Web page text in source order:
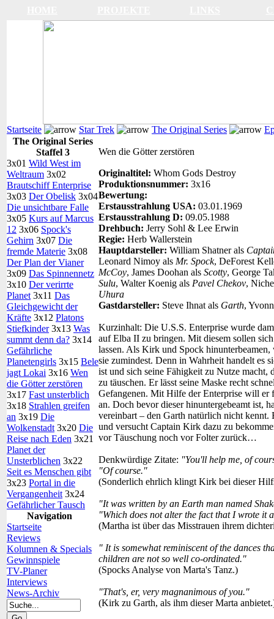
Startseite Star Trek The Original Series
The Original Series
Staffel 3
3x01 Wild West im
Weltraum 3x02
Brautschiff Enterprise
3x03 Der Obelisk 3x04
Die unsichtbare Falle
3x05 Kurs auf Marcus
12 3x06 Spock's
Gehirn 3x07 Die
fremde Materie 3x08
Der Plan der Vianer
3x09 Das Spinnennetz
3x10 Der verirrte
Planet 3x11 Das
Gleichgewicht der
Kräfte 3x12 Platons
Stiefkinder3x13 Was
summt denn da? 3x14
Gefährliche
Planetengirls 3x15 Bele
jagt Lokai 3x16 Wen
die Götter zerstören
3x17 Fast unsterblich
3x18 Strahlen greifen
an 3x19 Die
Wolkenstadt 3x20 Die
Reise nach Eden 3x21
Planet der
Unsterblichen 3x22
Seit es Menschen gibt
3x23 Portal in die
Vergangenheit 3x24
Gefährlicher Tausch
Navigation
Startseite
Reviews
Kolumnen & Specials
Gewinnspiele
TV-Planer
Interviews
News-Archiv
Wen die Götter zerstören
Originaltitel: Whom Gods Destroy
Produktionsnummer: 3x16
Bewertung:
Erstausstrahlung USA: 03.01.1969
Erstausstrahlung D: 09.05.1988
Drehbuch: Jerry Sohl & Lee Erwin
Regie: Herb Wallerstein
Hauptdarsteller: William Shatner als
Leonard Nimoy als Mr. Spock, DeForest
McCoy, James Doohan als Scotty, George
Sulu, Walter Koenig als Pavel Chekov,
Uhura
Gastdarsteller: Steve Ihnat als Garth,
Kurzinhalt: Die U.S.S. Enterprise wurde
auf Elba II zu bringen. Mit diesem sollen
lassen. Als Kirk und Spock
sie zumindest. Denn in Wahrheit handelt es
ist und sich seine Fähigkeit zu Nutze macht,
zu täuschen. Er lässt seine Maske recht
Gefangenen. Mit Hilfe der Enterprise will er
an. Doch bevor dieser hinuntergebeamt ist,
vereinbart – den Garth natürlich nicht
und versucht Captain Kirk dazu zu
vor Täuschung noch vor Folter zurück…
Denkwürdige Zitate: "You'll help me, of
"Of course."
(Sonderlich ehrlich klingt Kirk bei dieser
"It was written by an Earth man named
"Which does not alter the fact that I wrote it
(Martha ist über das Misstrauen ihrem
" It is somewhat reminiscent of the dances
children are not so well co-ordinated."
(Spocks Analyse von Marta's Tanz.)
"That's, er, very magnanimous of you."
(Kirk zu Garth, als ihm dieser Marta